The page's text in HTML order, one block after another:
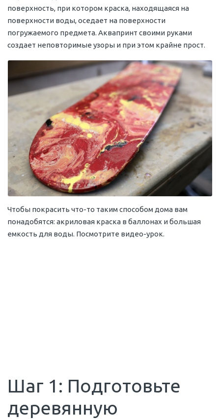
поверхность, при котором краска, находящаяся на
поверхности воды, оседает на поверхности
погружаемого предмета. Аквапринт своими руками
создает неповторимые узоры и при этом крайне прост.
Чтобы покрасить что-то таким способом дома вам
понадобятся: акриловая краска в баллонах и большая
емкость для воды. Посмотрите видео-урок.
Шаг 1: Подготовьте
деревянную